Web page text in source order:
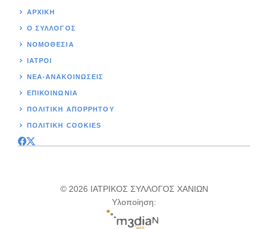
ΑΡΧΙΚΉ
Ο ΣΥΛΛΟΓΟΣ
ΝΟΜΟΘΕΣΊΑ
ΙΑΤΡΟΙ
ΝΕΑ-ΑΝΑΚΟΙΝΩΣΕΙΣ
ΕΠΙΚΟΙΝΩΝΊΑ
ΠΟΛΙΤΙΚΉ ΑΠΟΡΡΗΤΟΥ
ΠΟΛΙΤΙΚΗ COOKIES
© 2026 ΙΑΤΡΙΚΟΣ ΣΥΛΛΟΓΟΣ ΧΑΝΙΩΝ
Υλοποίηση: